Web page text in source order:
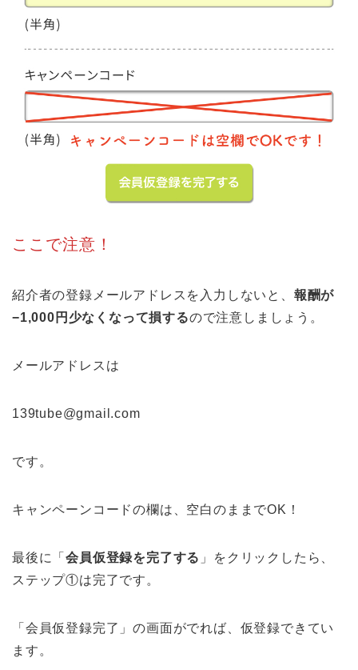
ここで注意！
紹介者の登録メールアドレスを入力しないと、 報酬が
−1,000円少なくなって損するので注意しましょう。
メールアドレスは
139tube@gmail.com
です。
キャンペーンコードの欄は、空白のままでOK！
最後に「会員仮登録を完了する 」をクリックしたら、
ステップ①は完了です。
「会員仮登録完了」の画面がでれば、仮登録できてい
ます。